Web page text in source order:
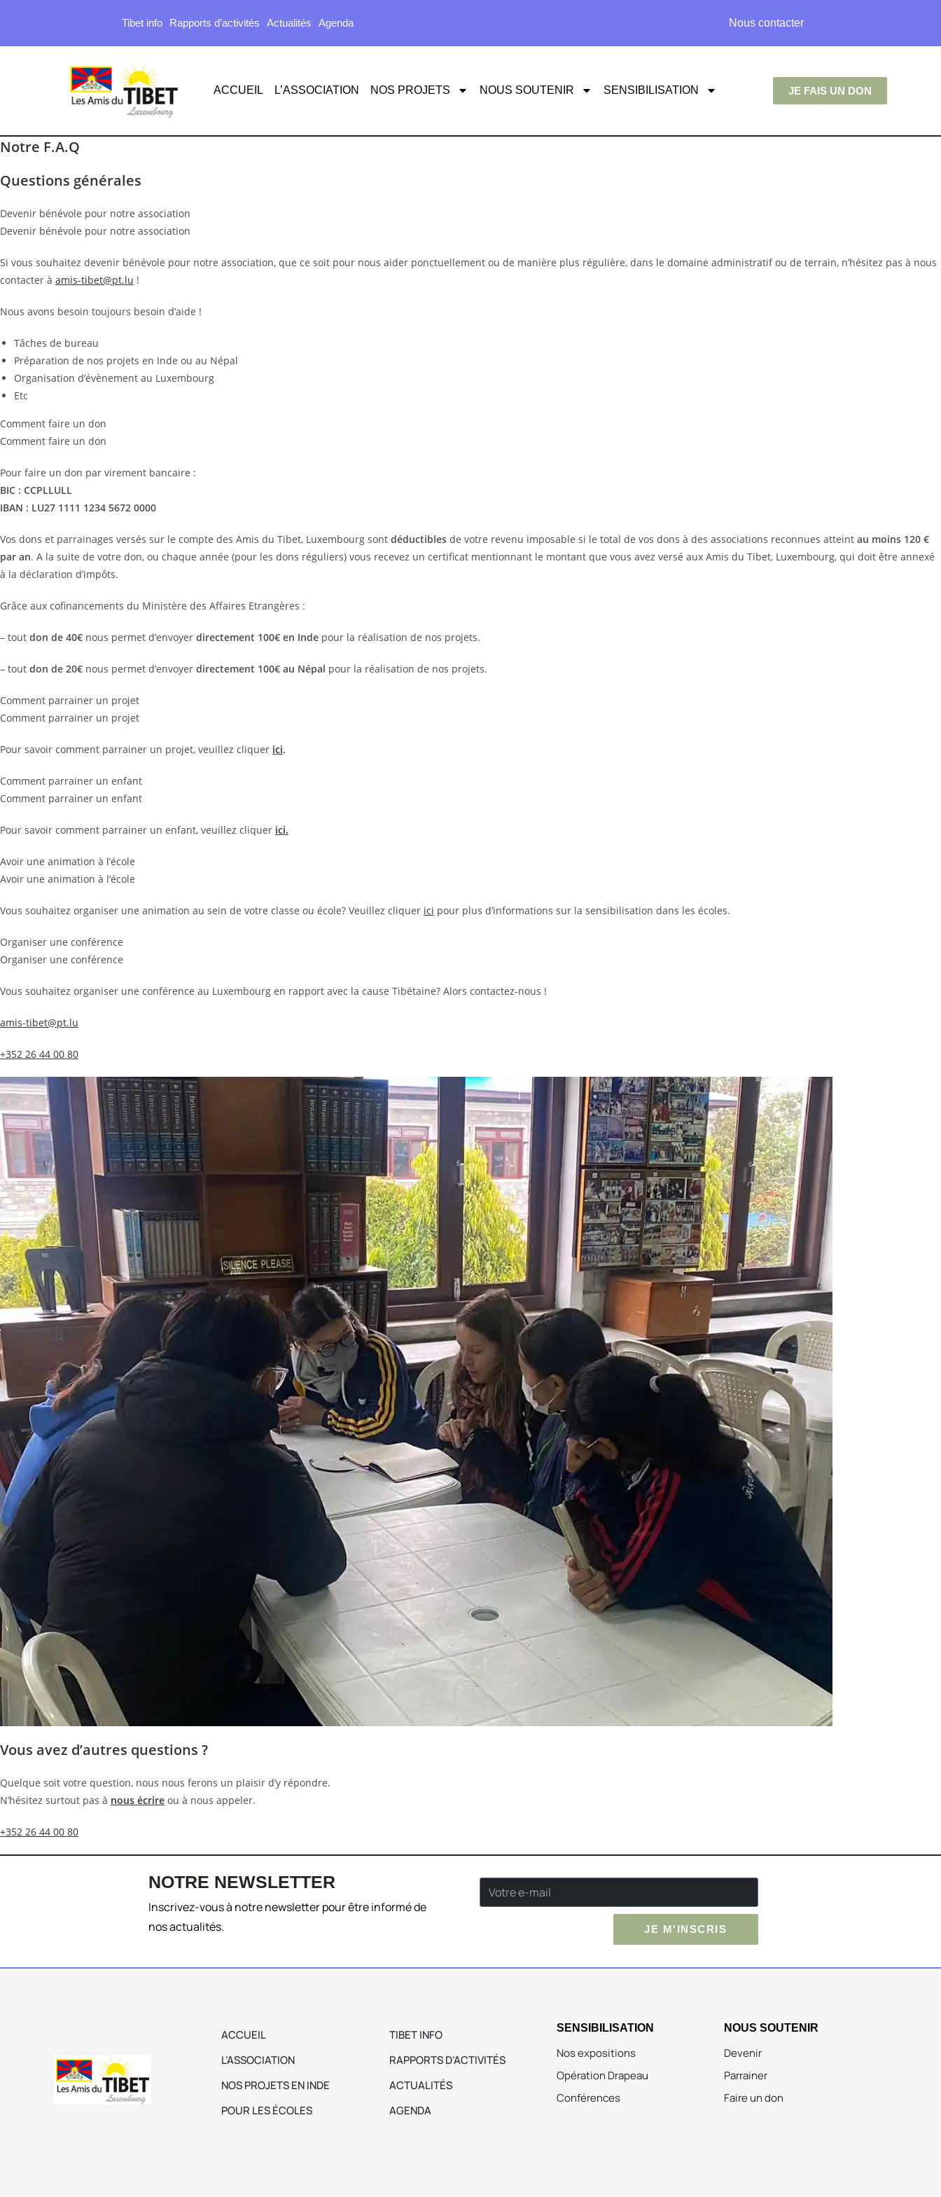
Tibet info Rapports d’activités Actualités Agenda Nous contacter
ACCUEIL L’ASSOCIATION NOS PROJETS NOUS SOUTENIR SENSIBILISATION JE FAIS UN DON
Notre F.A.Q
Questions générales
Devenir bénévole pour notre association
Devenir bénévole pour notre association
Si vous souhaitez devenir bénévole pour notre association, que ce soit pour nous aider ponctuellement ou de manière plus régulière, dans le domaine administratif ou de terrain, n’hésitez pas à nous
contacter à amis-tibet@pt.lu !
Nous avons besoin toujours besoin d’aide !
Tâches de bureau
Préparation de nos projets en Inde ou au Népal
Organisation d’évènement au Luxembourg
Etc
Comment faire un don
Comment faire un don
Pour faire un don par virement bancaire :
BIC : CCPLLULL
IBAN : LU27 1111 1234 5672 0000
Vos dons et parrainages versés sur le compte des Amis du Tibet, Luxembourg sont déductibles de votre revenu imposable si le total de vos dons à des associations reconnues atteint au moins 120 €
par an. A la suite de votre don, ou chaque année (pour les dons réguliers) vous recevez un certificat mentionnant le montant que vous avez versé aux Amis du Tibet, Luxembourg, qui doit être annexé
à la déclaration d’impôts.
Grâce aux cofinancements du Ministère des Affaires Etrangères :
– tout don de 40€ nous permet d’envoyer directement 100€ en Inde pour la réalisation de nos projets.
– tout don de 20€ nous permet d’envoyer directement 100€ au Népal pour la réalisation de nos projets.
Comment parrainer un projet
Comment parrainer un projet
Pour savoir comment parrainer un projet, veuillez cliquer ici.
Comment parrainer un enfant
Comment parrainer un enfant
Pour savoir comment parrainer un enfant, veuillez cliquer ici.
Avoir une animation à l’école
Avoir une animation à l’école
Vous souhaitez organiser une animation au sein de votre classe ou école? Veuillez cliquer ici pour plus d’informations sur la sensibilisation dans les écoles.
Organiser une conférence
Organiser une conférence
Vous souhaitez organiser une conférence au Luxembourg en rapport avec la cause Tibétaine? Alors contactez-nous !
amis-tibet@pt.lu
+352 26 44 00 80
Vous avez d’autres questions ?
Quelque soit votre question, nous nous ferons un plaisir d’y répondre.
N’hésitez surtout pas à nous écrire ou à nous appeler.
+352 26 44 00 80
NOTRE NEWSLETTER
Inscrivez-vous à notre newsletter pour être informé de
nos actualités.
JE M'INSCRIS
ACCUEIL
L’ASSOCIATION
NOS PROJETS EN INDE
POUR LES ÉCOLES
TIBET INFO
RAPPORTS D’ACTIVITÉS
ACTUALITÉS
AGENDA
SENSIBILISATION
Nos expositions
Opération Drapeau
Conférences
NOUS SOUTENIR
Devenir
Parrainer
Faire un don